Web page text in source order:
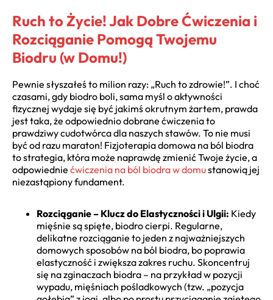
Ruch to Życie! Jak Dobre Ćwiczenia i
Rozciąganie Pomogą Twojemu
Biodru (w Domu!)
Pewnie słyszałeś to milion razy: „Ruch to zdrowie!”. I choć
czasami, gdy biodro boli, sama myśl o aktywności
fizycznej wydaje się być jakimś okrutnym żartem, prawda
jest taka, że odpowiednio dobrane ćwiczenia to
prawdziwy cudotwórca dla naszych stawów. To nie musi
być od razu maraton! Fizjoterapia domowa na ból biodra
to strategia, która może naprawdę zmienić Twoje życie, a
odpowiednie ćwiczenia na ból biodra w domustanowią jej
niezastąpiony fundament.
Rozciąganie – Klucz do Elastyczności i Ulgii: Kiedy
mięśnie są spięte, biodro cierpi. Regularne,
delikatne rozciąganie to jeden z najważniejszych
domowych sposobów na ból biodra, bo poprawia
elastyczność i zwiększa zakres ruchu. Skoncentruj
się na zginaczach biodra – na przykład w pozycji
wypadu, mięśniach pośladkowych (tzw. „pozycja